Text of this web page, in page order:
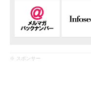
※ スポンサー